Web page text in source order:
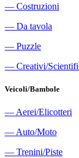
― Costruzioni
― Da tavola
― Puzzle
― Creativi/
Veicoli/Bambole
― Aerei/Elicotteri
― Auto/Moto
― Trenini/Piste